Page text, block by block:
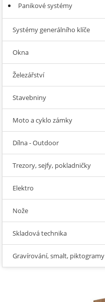
Panikové systémy
Systémy generálního klíče
Okna
Železářství
Stavebniny
Moto a cyklo zámky
Dílna - Outdoor
Trezory, sejfy, pokladničky
Elektro
Nože
Skladová technika
Gravírování, smalt, piktogramy